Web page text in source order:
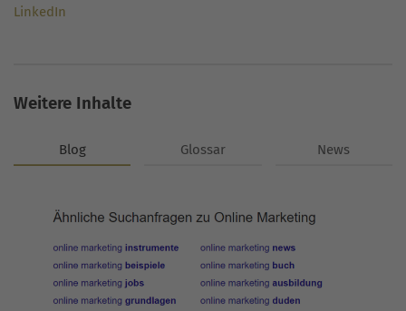
LinkedIn
Weitere Inhalte
Blog Glossar News